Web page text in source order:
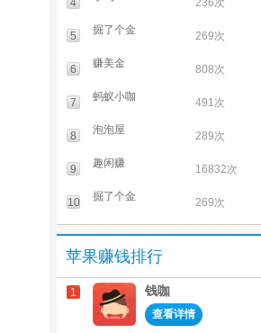
4 236次
5 掘了个金 269次
6 赚美金 808次
7 蚂蚁小咖 491次
8 泡泡屋 289次
9 趣闲赚 16832次
10 掘了个金 269次
苹果赚钱排行
1 钱咖
查看详情